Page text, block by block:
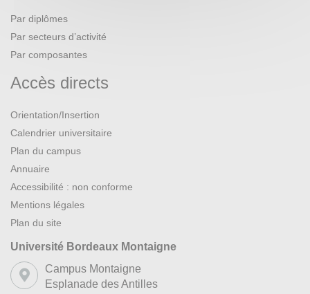
Par diplômes
Par secteurs d’activité
Par composantes
Accès directs
Orientation/Insertion
Calendrier universitaire
Plan du campus
Annuaire
Accessibilité : non conforme
Mentions légales
Plan du site
Université Bordeaux Montaigne
Campus Montaigne
Esplanade des Antilles